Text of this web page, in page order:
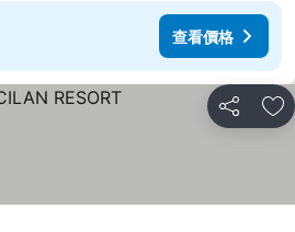
查看價格
分享 加